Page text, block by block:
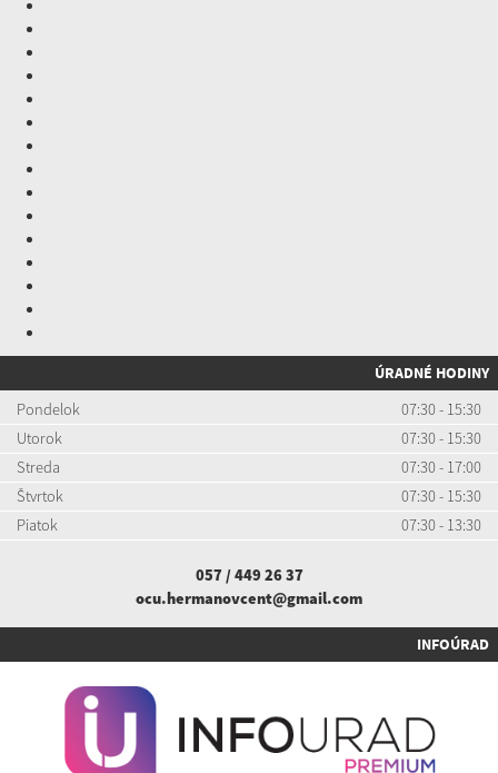
ÚRADNÉ HODINY
Pondelok
07:30 - 15:30
Utorok
07:30 - 15:30
Streda
07:30 - 17:00
Štvrtok
07:30 - 15:30
Piatok
07:30 - 13:30
057 / 449 26 37
ocu.hermanovcent@gmail.com
INFOÚRAD